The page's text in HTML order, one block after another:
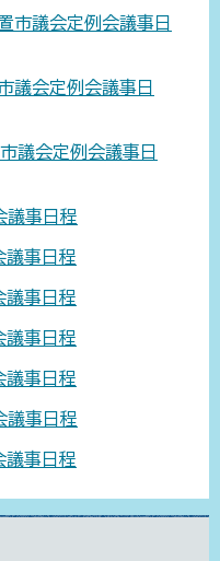
議会定例会議事日
会定例会議事日
議会定例会議事日
議事日程
議事日程
議事日程
議事日程
議事日程
議事日程
議事日程